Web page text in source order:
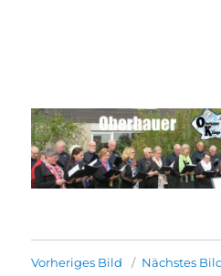
Männerchor
Vorheriges Bild Nächstes